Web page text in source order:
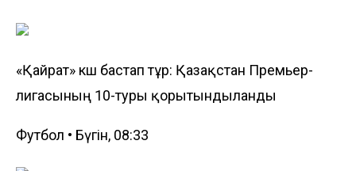
«Қайрат» көш бастап тұр: Қазақстан Премьер-
лигасының 10-туры қорытындыланды
Футбол • Бүгін, 08:33